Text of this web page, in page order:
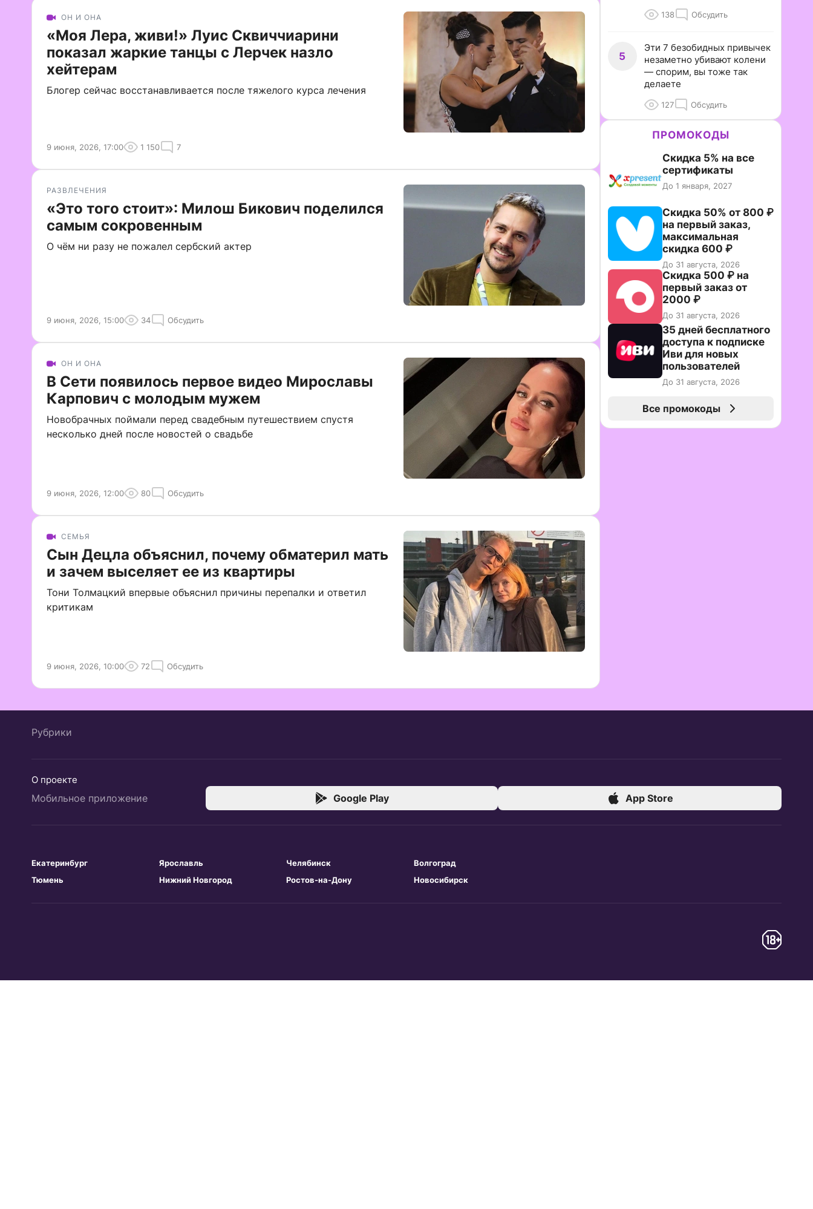
ОН И ОНА
«Моя Лера, живи!» Луис Сквиччиарини
показал жаркие танцы с Лерчек назло
хейтерам
Блогер сейчас восстанавливается после тяжелого курса лечения
9 июня, 2026, 17:00 1 150 7
РАЗВЛЕЧЕНИЯ
«Это того стоит»: Милош Бикович поделился
самым сокровенным
О чём ни разу не пожалел сербский актер
9 июня, 2026, 15:00 34 Обсудить
ОН И ОНА
В Сети появилось первое видео Мирославы
Карпович с молодым мужем
Новобрачных поймали перед свадебным путешествием спустя
несколько дней после новостей о свадьбе
9 июня, 2026, 12:00 80 Обсудить
СЕМЬЯ
Сын Децла объяснил, почему обматерил мать
и зачем выселяет ее из квартиры
Тони Толмацкий впервые объяснил причины перепалки и ответил
критикам
9 июня, 2026, 10:00 72 Обсудить
138 Обсудить
5
Эти 7 безобидных привычек
незаметно убивают колени
— спорим, вы тоже так
делаете
127 Обсудить
ПРОМОКОДЫ
Скидка 5% на все
сертификаты
До 1 января, 2027
Скидка 50% от 800 ₽
на первый заказ,
максимальная
скидка 600 ₽
До 31 августа, 2026
Скидка 500 ₽ на
первый заказ от
2000 ₽
До 31 августа, 2026
35 дней бесплатного
доступа к подписке
Иви для новых
пользователей
До 31 августа, 2026
Все промокоды
Рубрики
О проекте
Мобильное приложение Google Play App Store
Екатеринбург
Тюмень
Ярославль
Нижний Новгород
Челябинск
Ростов-на-Дону
Волгоград
Новосибирск